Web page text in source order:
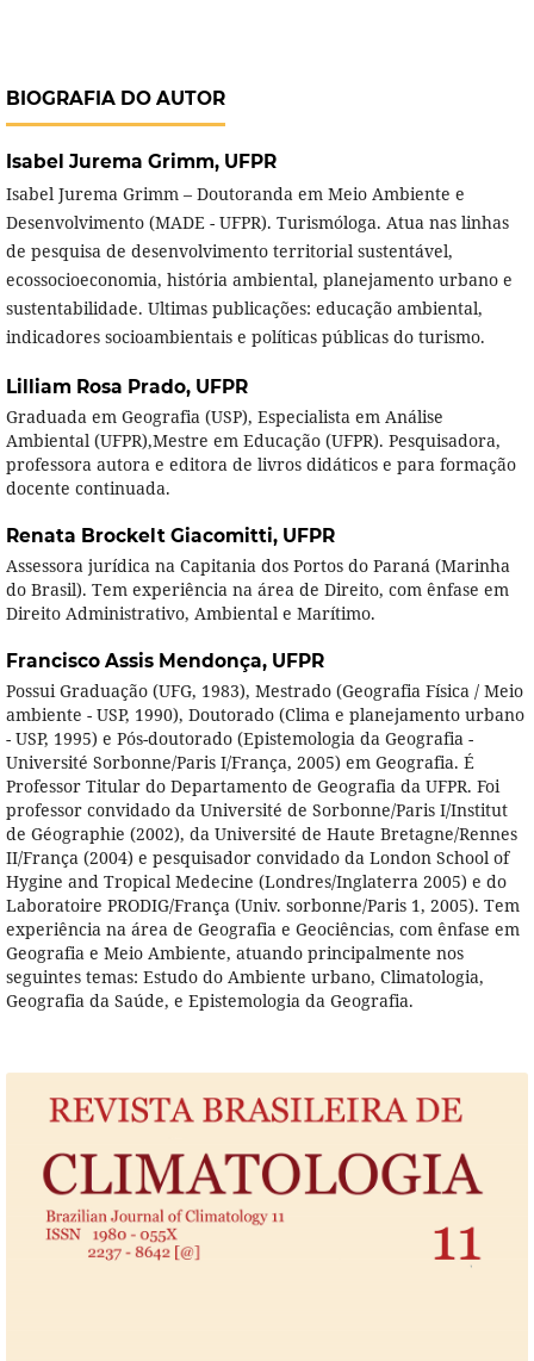
BIOGRAFIA DO AUTOR
Isabel Jurema Grimm, UFPR
Isabel Jurema Grimm – Doutoranda em Meio Ambiente e
Desenvolvimento (MADE - UFPR). Turismóloga. Atua nas linhas
de pesquisa de desenvolvimento territorial sustentável,
ecossocioeconomia, história ambiental, planejamento urbano e
sustentabilidade. Ultimas publicações: educação ambiental,
indicadores socioambientais e políticas públicas do turismo.
Lilliam Rosa Prado, UFPR
Graduada em Geografia (USP), Especialista em Análise
Ambiental (UFPR),Mestre em Educação (UFPR). Pesquisadora,
professora autora e editora de livros didáticos e para formação
docente continuada.
Renata Brockelt Giacomitti, UFPR
Assessora jurídica na Capitania dos Portos do Paraná (Marinha
do Brasil). Tem experiência na área de Direito, com ênfase em
Direito Administrativo, Ambiental e Marítimo.
Francisco Assis Mendonça, UFPR
Possui Graduação (UFG, 1983), Mestrado (Geografia Física / Meio
ambiente - USP, 1990), Doutorado (Clima e planejamento urbano
- USP, 1995) e Pós-doutorado (Epistemologia da Geografia -
Université Sorbonne/Paris I/França, 2005) em Geografia. É
Professor Titular do Departamento de Geografia da UFPR. Foi
professor convidado da Université de Sorbonne/Paris I/Institut
de Géographie (2002), da Université de Haute Bretagne/Rennes
II/França (2004) e pesquisador convidado da London School of
Hygine and Tropical Medecine (Londres/Inglaterra 2005) e do
Laboratoire PRODIG/França (Univ. sorbonne/Paris 1, 2005). Tem
experiência na área de Geografia e Geociências, com ênfase em
Geografia e Meio Ambiente, atuando principalmente nos
seguintes temas: Estudo do Ambiente urbano, Climatologia,
Geografia da Saúde, e Epistemologia da Geografia.